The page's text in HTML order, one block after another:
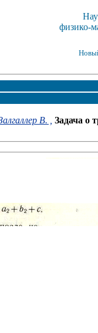
физико-
В. , Задача о